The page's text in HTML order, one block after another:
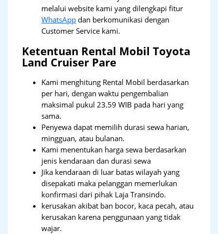
melalui website kami yang dilengkapi fitur
WhatsApp dan berkomunikasi dengan
Customer Service kami.
Ketentuan Rental Mobil Toyota
Land Cruiser Pare
Kami menghitung Rental Mobil berdasarkan
per hari, dengan waktu pengembalian
maksimal pukul 23.59 WIB pada hari yang
sama.
Penyewa dapat memilih durasi sewa harian,
mingguan, atau bulanan.
Kami menentukan harga sewa berdasarkan
jenis kendaraan dan durasi sewa
Jika kendaraan di luar batas wilayah yang
disepakati maka pelanggan memerlukan
konfirmasi dari pihak Laja Transindo.
kerusakan akibat ban bocor, kaca pecah, atau
kerusakan karena penggunaan yang tidak
wajar.